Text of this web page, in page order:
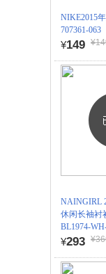
NIKE2015
707361-063
¥149
NAINGIRL
休闲长袖衬
BL1974-
¥293